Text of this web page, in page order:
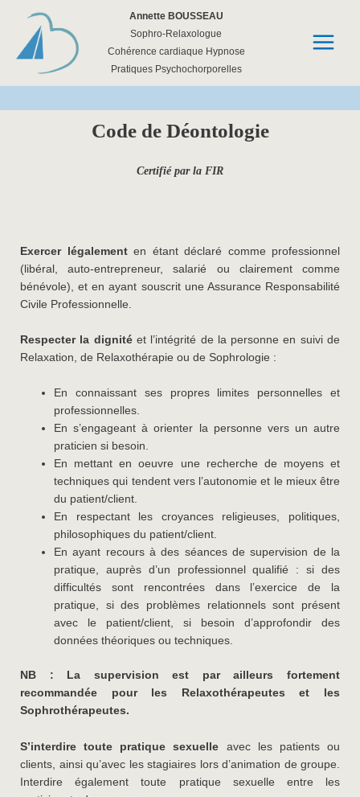
contenu
Annette BOUSSEAU
Sophro-Relaxologue
Cohérence cardiaque Hypnose
Pratiques Psychochorporelles
Code de Déontologie
Certifié par la FIR
Exercer légalementen étant déclaré comme professionnel
(libéral, auto-entrepreneur, salarié ou clairement comme
bénévole), et en ayant souscrit une Assurance Responsabilité
Civile Professionnelle.
Respecter la dignitéet l’intégrité de la personne en suivi de
Relaxation, de Relaxothérapie ou de Sophrologie :
En connaissant ses propres limites personnelles et
professionnelles.
En s’engageant à orienter la personne vers un autre
praticien si besoin.
En mettant en oeuvre une recherche de moyens et
techniques qui tendent vers l’autonomie et le mieux être
du patient/client.
En respectant les croyances religieuses, politiques,
philosophiques du patient/client.
En ayant recours à des séances de supervision de la
pratique, auprès d’un professionnel qualifié : si des
difficultés sont rencontrées dans l’exercice de la
pratique, si des problèmes relationnels sont présent
avec le patient/client, si besoin d’approfondir des
données théoriques ou techniques.
NB : La supervision est par ailleurs fortement
recommandée pour les Relaxothérapeutes et les
Sophrothérapeutes.
S’interdire toute pratique sexuelle avec les patients ou
clients, ainsi qu’avec les stagiaires lors d’animation de groupe.
Interdire également toute pratique sexuelle entre les